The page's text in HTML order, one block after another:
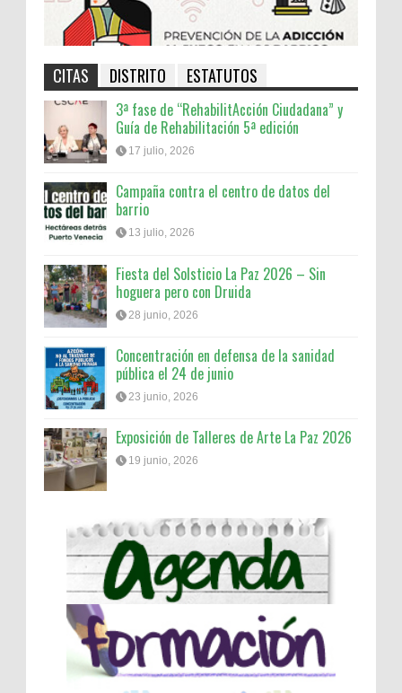
CITAS DISTRITO ESTATUTOS
3ª fase de “RehabilitAcción Ciudadana” y
Guía de Rehabilitación 5ª edición
17 julio, 2026
Campaña contra el centro de datos del
barrio
13 julio, 2026
Fiesta del Solsticio La Paz 2026 – Sin
hoguera pero con Druida
28 junio, 2026
Concentración en defensa de la sanidad
pública el 24 de junio
23 junio, 2026
Exposición de Talleres de Arte La Paz 2026
19 junio, 2026